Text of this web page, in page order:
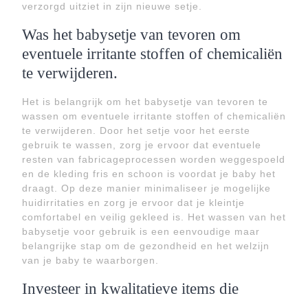
verzorgd uitziet in zijn nieuwe setje.
Was het babysetje van tevoren om
eventuele irritante stoffen of chemicaliën
te verwijderen.
Het is belangrijk om het babysetje van tevoren te
wassen om eventuele irritante stoffen of chemicaliën
te verwijderen. Door het setje voor het eerste
gebruik te wassen, zorg je ervoor dat eventuele
resten van fabricageprocessen worden weggespoeld
en de kleding fris en schoon is voordat je baby het
draagt. Op deze manier minimaliseer je mogelijke
huidirritaties en zorg je ervoor dat je kleintje
comfortabel en veilig gekleed is. Het wassen van het
babysetje voor gebruik is een eenvoudige maar
belangrijke stap om de gezondheid en het welzijn
van je baby te waarborgen.
Investeer in kwalitatieve items die